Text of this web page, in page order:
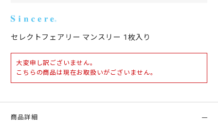
セレクトフェアリー マンスリー 1枚入り
大変申し訳ございません。
こちらの商品は現在お取扱いがございません。
商品詳細